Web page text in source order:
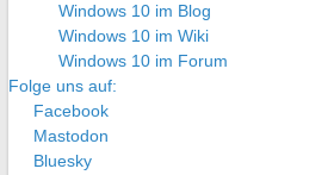
Windows 10 im Blog
Windows 10 im Wiki
Windows 10 im Forum
Folge uns auf:
Facebook
Mastodon
Bluesky